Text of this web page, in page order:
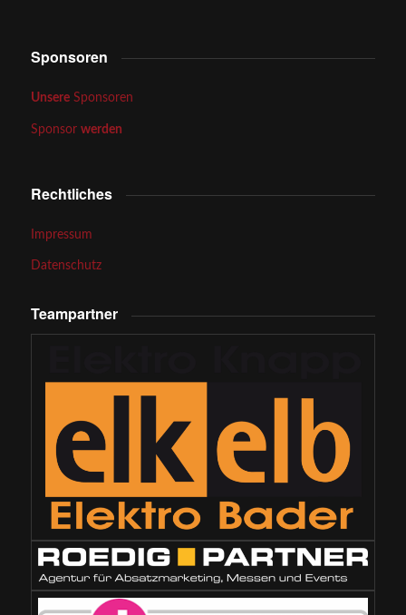
Sponsoren
UnsereSponsoren
Sponsor werden
Rechtliches
Impressum
Datenschutz
Teampartner